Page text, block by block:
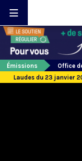
Émissions
Office
Laudes du 23 janvier